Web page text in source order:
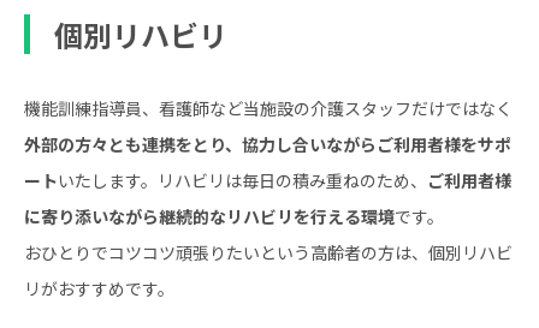
個別リハビリ
機能訓練指導員、看護師など当施設の介護スタッフだけではなく
外部の方々とも連携をとり、協力し合いながらご利用者様をサポ
ートいたします。リハビリは毎日の積み重ねのため、 ご利用者様
に寄り添いながら継続的なリハビリを行える環境です。
おひとりでコツコツ頑張りたいという高齢者の方は、個別リハビ
リがおすすめです。